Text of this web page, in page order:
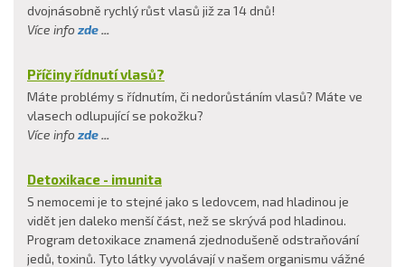
dvojnásobně rychlý růst vlasů již za 14 dnů!
Více info zde...
Příčiny řídnutí vlasů?
Máte problémy s řídnutím, či nedorůstáním vlasů? Máte ve
vlasech odlupující se pokožku?
Více info zde...
Detoxikace - imunita
S nemocemi je to stejné jako s ledovcem, nad hladinou je
vidět jen daleko menší část, než se skrývá pod hladinou.
Program detoxikace znamená zjednodušeně odstraňování
jedů, toxinů. Tyto látky vyvolávají v našem organismu vážné